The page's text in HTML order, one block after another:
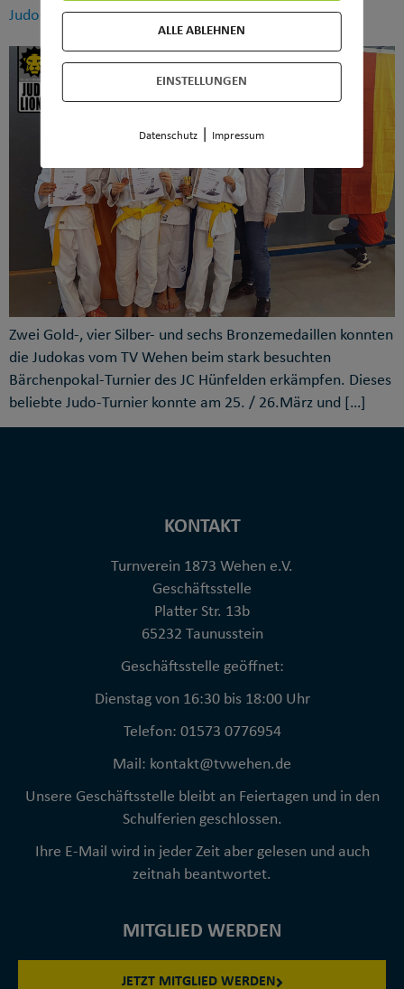
Judo-Lions mit starker Leistung beim Bärchenpokal
Zwei Gold-, vier Silber- und sechs Bronzemedaillen konnten
die Judokas vom TV Wehen beim stark besuchten
Bärchenpokal-Turnier des JC Hünfelden erkämpfen. Dieses
beliebte Judo-Turnier konnte am 25. / 26.März und […]
KONTAKT
Turnverein 1873 Wehen e.V.
Geschäftsstelle
Platter Str. 13b
65232 Taunusstein
Geschäftsstelle geöffnet:
Dienstag von 16:30 bis 18:00 Uhr
Telefon: 01573 0776954
Mail: kontakt@tvwehen.de
Unsere Geschäftsstelle bleibt an Feiertagen und in den
Schulferien geschlossen.
Ihre E-Mail wird in jeder Zeit aber gelesen und auch
zeitnah beantwortet.
MITGLIED WERDEN
JETZT MITGLIED WERDEN
ALLE ABLEHNEN
EINSTELLUNGEN
Datenschutz Impressum